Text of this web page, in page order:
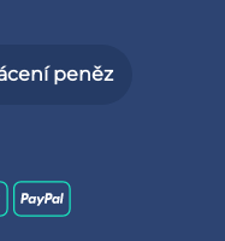
peněz